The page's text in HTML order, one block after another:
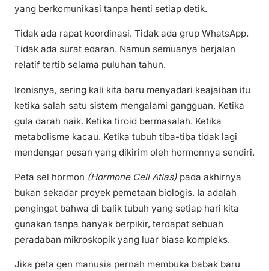
yang berkomunikasi tanpa henti setiap detik.
Tidak ada rapat koordinasi. Tidak ada grup WhatsApp.
Tidak ada surat edaran. Namun semuanya berjalan
relatif tertib selama puluhan tahun.
Ironisnya, sering kali kita baru menyadari keajaiban itu
ketika salah satu sistem mengalami gangguan. Ketika
gula darah naik. Ketika tiroid bermasalah. Ketika
metabolisme kacau. Ketika tubuh tiba-tiba tidak lagi
mendengar pesan yang dikirim oleh hormonnya sendiri.
Peta sel hormon (Hormone Cell Atlas) pada akhirnya
bukan sekadar proyek pemetaan biologis. Ia adalah
pengingat bahwa di balik tubuh yang setiap hari kita
gunakan tanpa banyak berpikir, terdapat sebuah
peradaban mikroskopik yang luar biasa kompleks.
Jika peta gen manusia pernah membuka babak baru